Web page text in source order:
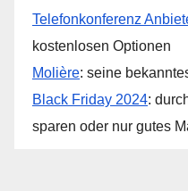
Telefonkonferenz
kostenlosen Optionen
Molière: seine
Black Friday 2024:
sparen oder nur gutes